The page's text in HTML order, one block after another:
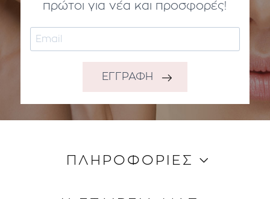
πρώτοι για νέα και προσφορές!
ΕΓΓΡΑΦΗ
ΠΛΗΡΟΦΟΡΙΕΣ